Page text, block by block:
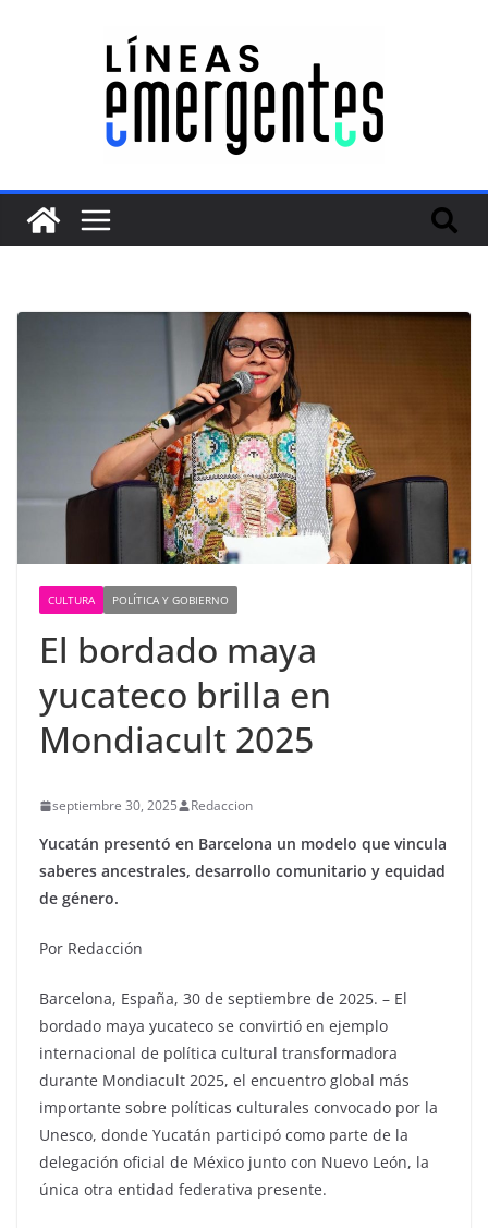
CULTURA POLÍTICA Y GOBIERNO
El bordado maya
yucateco brilla en
Mondiacult 2025
septiembre 30, 2025 Redaccion
Yucatán presentó en Barcelona un modelo que vincula
saberes ancestrales, desarrollo comunitario y equidad
de género.
Por Redacción
Barcelona, España, 30 de septiembre de 2025. – El
bordado maya yucateco se convirtió en ejemplo
internacional de política cultural transformadora
durante Mondiacult 2025, el encuentro global más
importante sobre políticas culturales convocado por la
Unesco, donde Yucatán participó como parte de la
delegación oficial de México junto con Nuevo León, la
única otra entidad federativa presente.